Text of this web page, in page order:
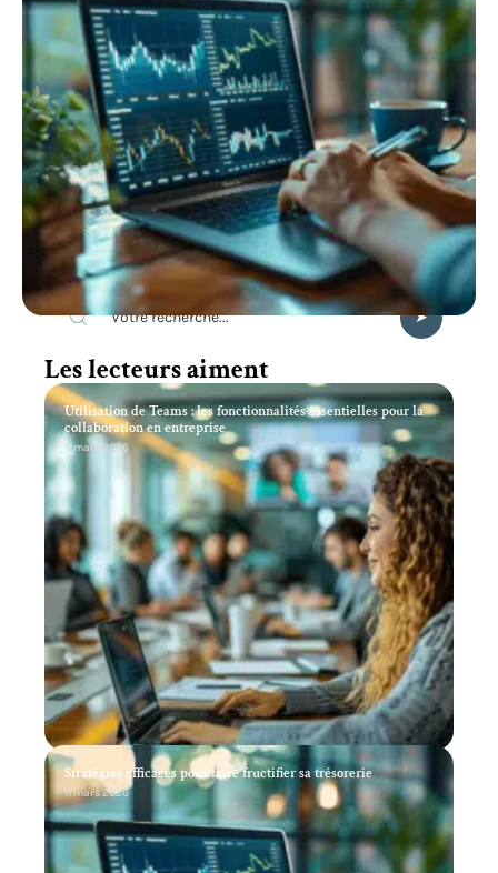
Recherche
Les lecteurs aiment
Utilisation de Teams : les fonctionnalités essentielles pour la
collaboration en entreprise
11 mars 2026
Stratégies efficaces pour faire fructifier sa trésorerie
11 mars 2026